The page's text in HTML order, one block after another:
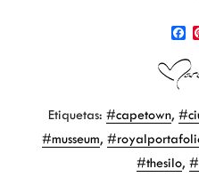
a
c
e
o
o
k
Etiquetas: #capetown,
#musseum,
#thesilo,